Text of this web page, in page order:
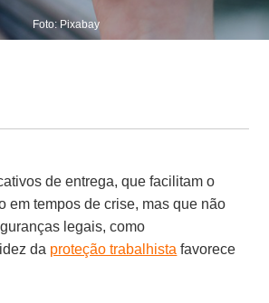
Foto: Pixabay
de entrega, que facilitam o
em tempos de crise, mas que não
legais, como
da proteção trabalhista favorece